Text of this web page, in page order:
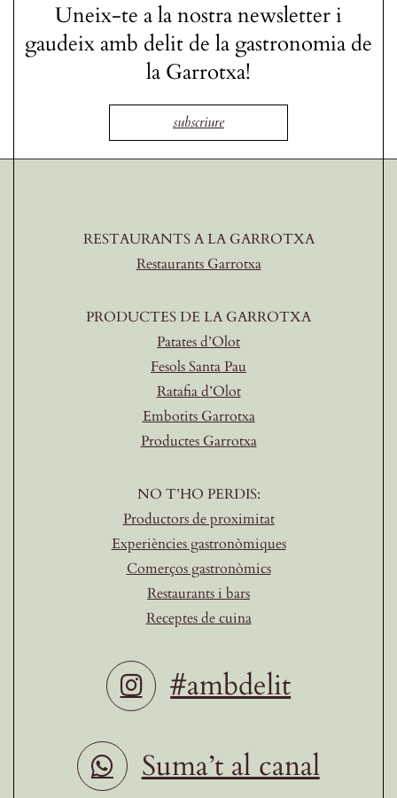
Uneix-te a la nostra newsletter i
gaudeix amb delit de la gastronomia de
la Garrotxa!
subscriure
RESTAURANTS A LA GARROTXA
Restaurants Garrotxa
PRODUCTES DE LA GARROTXA
Patates d’Olot
Fesols Santa Pau
Ratafia d’Olot
Embotits Garrotxa
Productes Garrotxa
NO T’HO PERDIS:
Productors de proximitat
Experiències gastronòmiques
Comerços gastronòmics
Restaurants i bars
Receptes de cuina
#ambdelit
Suma’t al canal